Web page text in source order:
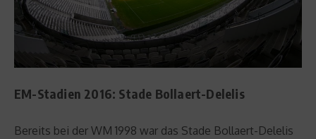
EM-Stadien 2016: Stade Bollaert-Delelis
Bereits bei der WM 1998 war das Stade Bollaert-Delelis